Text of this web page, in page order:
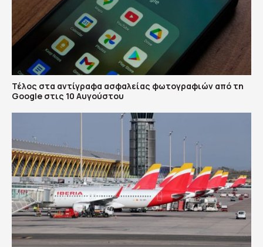
Τέλος στα αντίγραφα ασφαλείας φωτογραφιών από τη
Google στις 10 Αυγούστου